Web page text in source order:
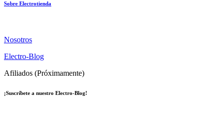
Sobre Electrotienda
Nosotros
Electro-Blog
Afiliados (Próximamente)
¡Suscríbete a nuestro Electro-Blog!